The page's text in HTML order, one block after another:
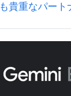
貴重なパート